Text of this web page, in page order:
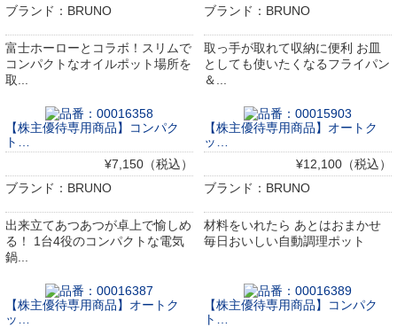
ブランド：BRUNO
富士ホーローとコラボ！スリムで
コンパクトなオイルポット場所を
取...
ブランド：BRUNO
取っ手が取れて収納に便利 お皿
としても使いたくなるフライパン
＆...
【株主優待専用商品】コンパク
ト…
¥7,150（税込）
ブランド：BRUNO
出来立てあつあつが卓上で愉しめ
る！ 1台4役のコンパクトな電気
鍋...
【株主優待専用商品】オートク
ッ…
¥12,100（税込）
ブランド：BRUNO
材料をいれたら あとはおまかせ
毎日おいしい自動調理ポット
【株主優待専用商品】オートク
ッ…
【株主優待専用商品】コンパク
ト…